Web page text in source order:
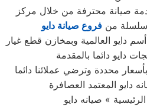
صيانة محترفة من خلال مركز
من فروع صيانة دايو
دايو العالمية وبمخازن قطع غيار
دايو دائما بالمقدمة
دايو المعتمد العصافرة
» صيانه دايو